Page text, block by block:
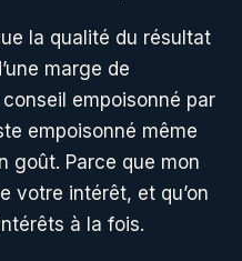
la qualité du résultat
marge de
empoisonné par
empoisonné même
goût. Parce que mon
votre intérêt, et qu’on
à la fois.